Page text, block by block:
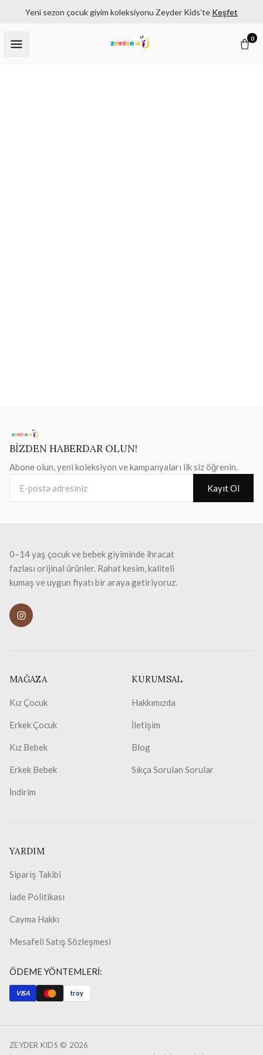
Yeni sezon çocuk giyim koleksiyonu Zeyder Kids’te Keşfet
0
BİZDEN HABERDAR OLUN!
Abone olun, yeni koleksiyon ve kampanyaları ilk siz öğrenin.
Kayıt Ol
0–14 yaş çocuk ve bebek giyiminde ihracat
fazlası orijinal ürünler. Rahat kesim, kaliteli
kumaş ve uygun fiyatı bir araya getiriyoruz.
MAĞAZA
Kız Çocuk
Erkek Çocuk
Kız Bebek
Erkek Bebek
İndirim
KURUMSAL
Hakkımızda
İletişim
Blog
Sıkça Sorulan Sorular
YARDIM
Sipariş Takibi
İade Politikası
Cayma Hakkı
Mesafeli Satış Sözleşmesi
ÖDEME YÖNTEMLERİ:
VISA troy
ZEYDER KIDS © 2026